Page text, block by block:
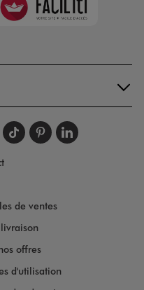
sursur
nous sur
nous
Suivez-nous
Suivez-
de ventes
offres
d'utilisation